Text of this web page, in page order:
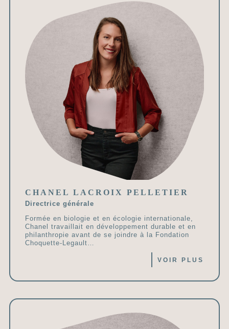
CHANEL LACROIX PELLETIER
Directrice générale
Formée en biologie et en écologie internationale,
Chanel travaillait en développement durable et en
philanthropie avant de se joindre à la Fondation
Choquette-Legault…
VOIR PLUS